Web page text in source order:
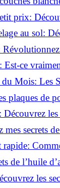
offres!
prix:
de 50€!au sol:
ce
Mois: Les
plaques de
sans
Découvrez
de coco!
secrets
de l’huile
l'adopter!
les